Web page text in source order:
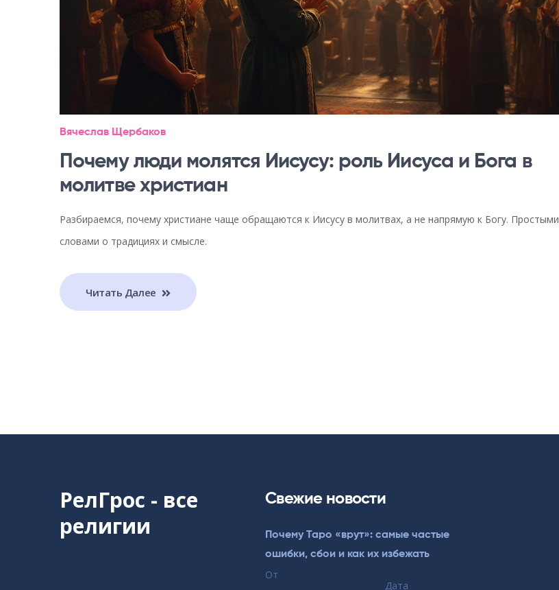
Вячеслав Щербаков
Почему люди молятся Иисусу: роль Иисуса и Бога в
молитве христиан
Разбираемся, почему христиане чаще обращаются к Иисусу в молитвах, а не напрямую к Богу. Простыми
словами о традициях и смысле.
Читать Далее
РелГрос - все
религии
Свежие новости
Почему Таро «врут»: самые частые
ошибки, сбои и как их избежать
От
Дата